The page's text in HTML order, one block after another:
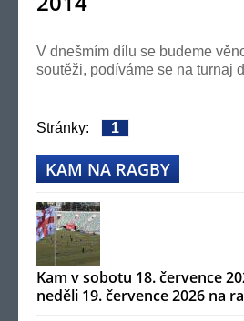
V dnešmím dílu se budeme
soutěži, podíváme se na turnaj
Stránky: 1
KAM NA RAGBY
Kam v sobotu 18. července
neděli 19. července 2026 na